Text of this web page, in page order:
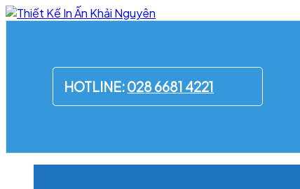
Skip
HOTLINE:028 6681 4221